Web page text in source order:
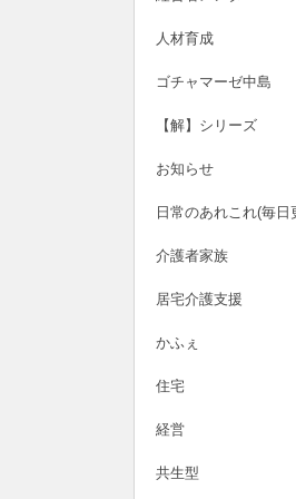
人材育成
ゴチャマーゼ中島
【解】シリーズ
お知らせ
日常のあれこれ(毎日
介護者家族
居宅介護支援
かふぇ
住宅
経営
共生型